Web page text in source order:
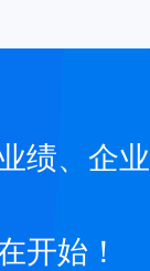
绩、企业
开始！